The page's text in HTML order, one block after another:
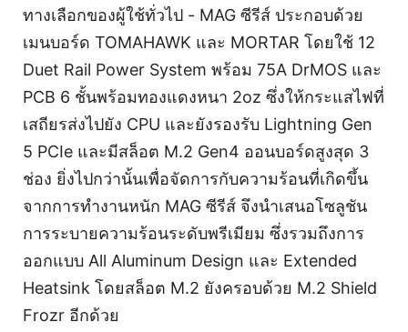
ทางเลือกของผู้ใช้ทั่วไป - MAG ซีรีส์ ประกอบด้วย
เมนบอร์ด TOMAHAWK และ MORTAR โดยใช้ 12
Duet Rail Power System พร้อม 75A DrMOS และ
PCB 6 ชั้นพร้อมทองแดงหนา 2oz ซึ่งให้กระแสไฟที่
เสถียรส่งไปยัง CPU และยังรองรับ Lightning Gen
5 PCIe และมีสล็อต M.2 Gen4 ออนบอร์ดสูงสุด 3
ช่อง ยิ่งไปกว่านั้นเพื่อจัดการกับความร้อนที่เกิดขึ้น
จากการทำงานหนัก MAG ซีรีส์ จึงนำเสนอโซลูชัน
การระบายความร้อนระดับพรีเมียม ซึ่งรวมถึงการ
ออกแบบ All Aluminum Design และ Extended
Heatsink โดยสล็อต M.2 ยังครอบด้วย M.2 Shield
Frozr อีกด้วย